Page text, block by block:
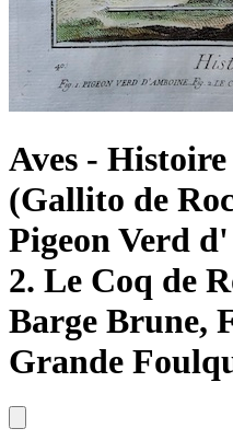
Aves -
(Gallito de
Pigeon Verd
2. Le Coq de
Barge Brune,
Grande